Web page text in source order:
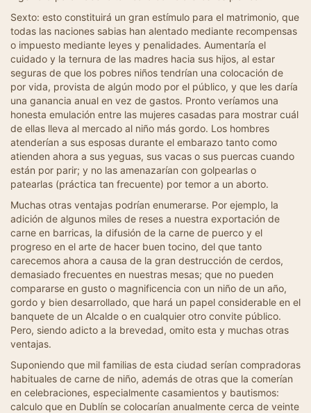
Sexto: esto constituirá un gran estímulo para el matrimonio, que
todas las naciones sabias han alentado mediante recompensas
o impuesto mediante leyes y penalidades. Aumentaría el
cuidado y la ternura de las madres hacia sus hijos, al estar
seguras de que los pobres niños tendrían una colocación de
por vida, provista de algún modo por el público, y que les daría
una ganancia anual en vez de gastos. Pronto veríamos una
honesta emulación entre las mujeres casadas para mostrar cuál
de ellas lleva al mercado al niño más gordo. Los hombres
atenderían a sus esposas durante el embarazo tanto como
atienden ahora a sus yeguas, sus vacas o sus puercas cuando
están por parir; y no las amenazarían con golpearlas o
patearlas (práctica tan frecuente) por temor a un aborto.
Muchas otras ventajas podrían enumerarse. Por ejemplo, la
adición de algunos miles de reses a nuestra exportación de
carne en barricas, la difusión de la carne de puerco y el
progreso en el arte de hacer buen tocino, del que tanto
carecemos ahora a causa de la gran destrucción de cerdos,
demasiado frecuentes en nuestras mesas; que no pueden
compararse en gusto o magnificencia con un niño de un año,
gordo y bien desarrollado, que hará un papel considerable en el
banquete de un Alcalde o en cualquier otro convite público.
Pero, siendo adicto a la brevedad, omito esta y muchas otras
ventajas.
Suponiendo que mil familias de esta ciudad serían compradoras
habituales de carne de niño, además de otras que la comerían
en celebraciones, especialmente casamientos y bautismos:
calculo que en Dublín se colocarían anualmente cerca de veinte